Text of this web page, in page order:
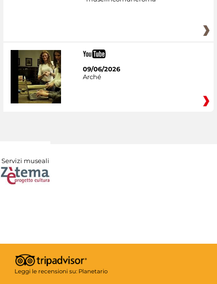
09/06/2026
Arché
Servizi museali
Leggi le recensioni su: Planetario